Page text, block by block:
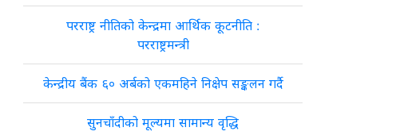
परराष्ट्र नीतिको केन्द्रमा आर्थिक कूटनीति :
परराष्ट्रमन्त्री
केन्द्रीय बैंक ६० अर्बको एकमहिने निक्षेप सङ्कलन गर्दै
सुनचाँदीको मूल्यमा सामान्य वृद्धि